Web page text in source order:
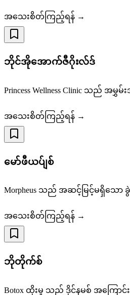
အသေးစိတ်ကြည့်ရန် →
ဘိုင်အိုအောက်ဇီဂိုးလ်ဒ်
Princess Wellness Clinic သ
အသေးစိတ်ကြည့်ရန် →
မော်ဖီယပ်ျစ်
Morpheus သည် အဆင့်မြင့်မရှိသော
အသေးစိတ်ကြည့်ရန် →
ဘိုတိုက်စ်
Botox ထိုးမှု သည် ဒိုင်နမစ် အကြောင်းပ